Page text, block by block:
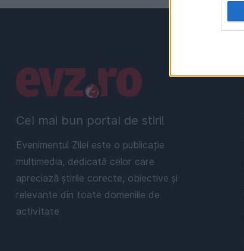
Cel mai bun portal de stiri!
Evenimentul Zilei este o publicație
multimedia, dedicată celor care
apreciază știrile corecte, obiective și
relevante din toate domeniile de
activitate
Linkuri utile